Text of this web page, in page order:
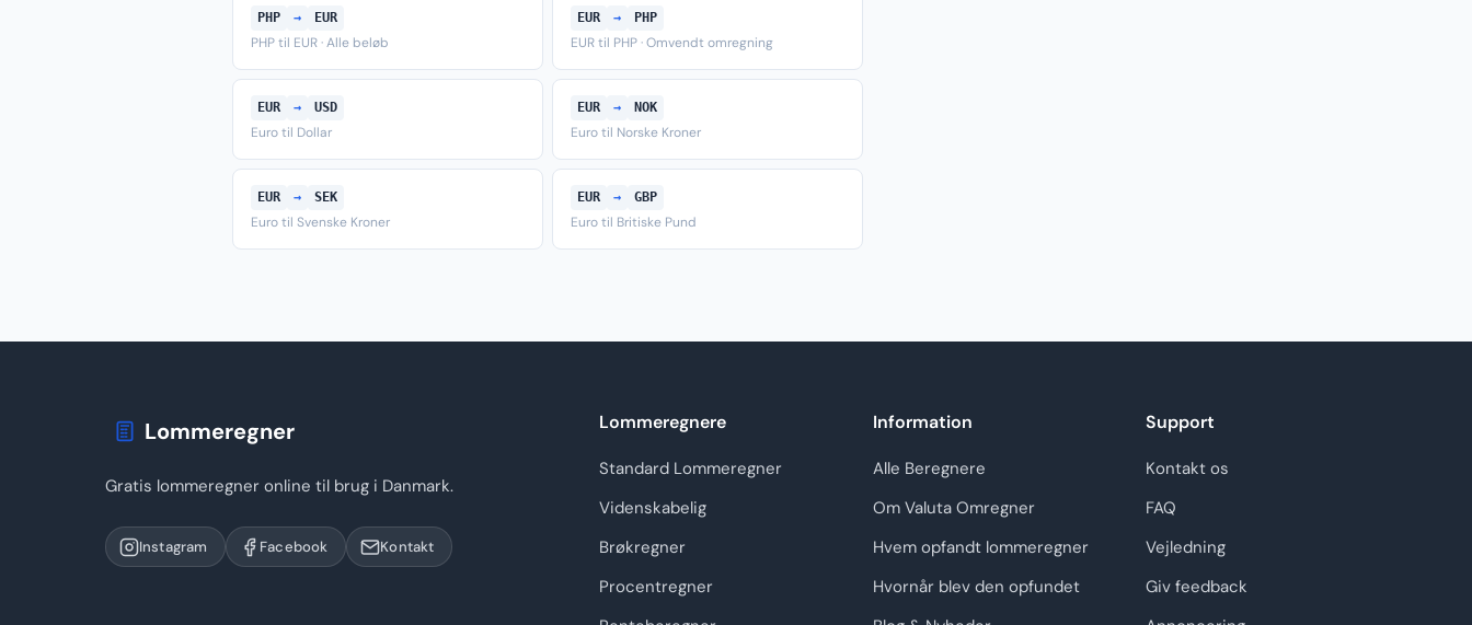
PHP → EUR
PHP til EUR · Alle beløb
EUR → PHP
EUR til PHP · Omvendt omregning
EUR → USD
Euro til Dollar
EUR → NOK
Euro til Norske Kroner
EUR → SEK
Euro til Svenske Kroner
EUR → GBP
Euro til Britiske Pund
Lommeregner
Gratis lommeregner online til brug i Danmark.
Instagram Facebook Kontakt
Lommeregnere
Standard Lommeregner
Videnskabelig
Brøkregner
Procentregner
Information
Alle Beregnere
Om Valuta Omregner
Hvem opfandt lommeregner
Hvornår blev den opfundet
Support
Kontakt os
FAQ
Vejledning
Giv feedback